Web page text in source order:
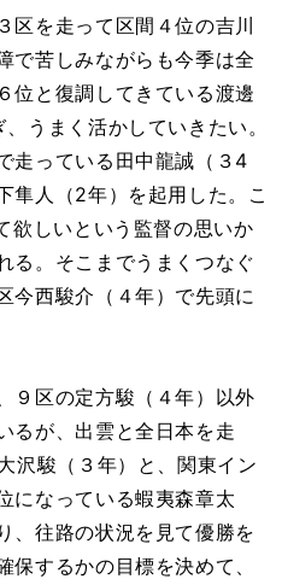
を走って区間４位の吉川
で苦しみながらも今季は全
位と復調してきている渡邊
うまく活かしていきたい。
走っている田中龍誠（３4
隼人（2年）を起用した。こ
欲しいという監督の思いか
る。そこまでうまくつなぐ
今西駿介（４年）で先頭に
９区の定方駿（４年）以外
るが、出雲と全日本を走
沢駿（３年）と、関東イン
になっている蝦夷森章太
、往路の状況を見て優勝を
するかの目標を決めて、